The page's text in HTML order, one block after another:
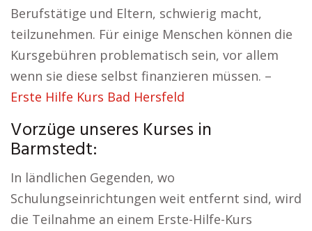
Berufstätige und Eltern, schwierig macht,
teilzunehmen. Für einige Menschen können die
Kursgebühren problematisch sein, vor allem
wenn sie diese selbst finanzieren müssen. –
Erste Hilfe Kurs Bad Hersfeld
Vorzüge unseres Kurses in
Barmstedt:
In ländlichen Gegenden, wo
Schulungseinrichtungen weit entfernt sind, wird
die Teilnahme an einem Erste-Hilfe-Kurs